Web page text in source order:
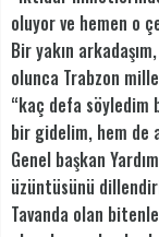
oluyor ve hemen o
Bir yakın
olunca Trabzon
“kaç defa söyledim
bir gidelim, hem de
Genel başkan
üzüntüsünü
Tavanda olan